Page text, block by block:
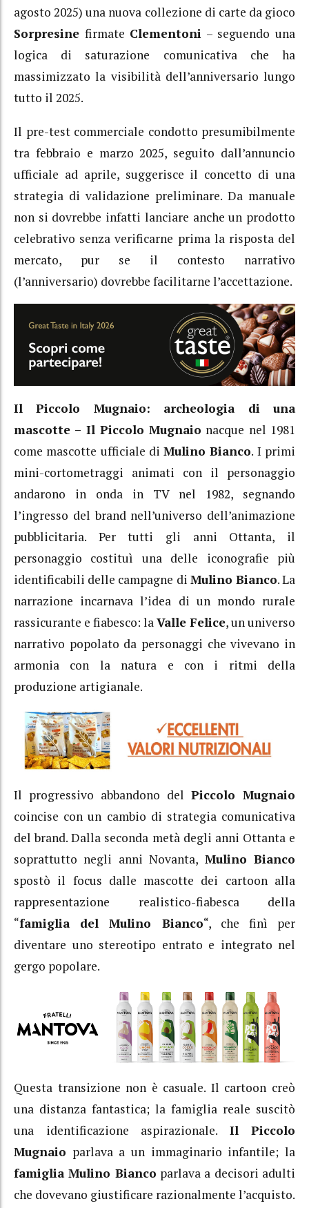
agosto 2025) una nuova collezione di carte da gioco
Sorpresine firmate Clementoni – seguendo una
logica di saturazione comunicativa che ha
massimizzato la visibilità dell’anniversario lungo
tutto il 2025.
Il pre-test commerciale condotto presumibilmente
tra febbraio e marzo 2025, seguito dall’annuncio
ufficiale ad aprile, suggerisce il concetto di una
strategia di validazione preliminare. Da manuale
non si dovrebbe infatti lanciare anche un prodotto
celebrativo senza verificarne prima la risposta del
mercato, pur se il contesto narrativo
(l’anniversario) dovrebbe facilitarne l’accettazione.
Il Piccolo Mugnaio: archeologia di una
mascotte – Il Piccolo Mugnaio nacque nel 1981
come mascotte ufficiale diMulino Bianco. I primi
mini-cortometraggi animati con il personaggio
andarono in onda in TV nel 1982, segnando
l’ingresso del brand nell’universo dell’animazione
pubblicitaria. Per tutti gli anni Ottanta, il
personaggio costituì una delle iconografie più
identificabili delle campagne di Mulino Bianco.La
narrazione incarnava l’idea di un mondo rurale
rassicurante e fiabesco: laValle Felice, un universo
narrativo popolato da personaggi che vivevano in
armonia con la natura e con i ritmi della
produzione artigianale.
Il progressivo abbandono del Piccolo Mugnaio
coincise con un cambio di strategia comunicativa
del brand. Dalla seconda metà degli anni Ottanta e
soprattutto negli anni Novanta, Mulino Bianco
spostò il focus dalle mascotte dei cartoon alla
rappresentazione realistico-fiabesca della
“famiglia del Mulino Bianco“, che finì per
diventare uno stereotipo entrato e integrato nel
gergo popolare.
Questa transizione non è casuale. Il cartoon creò
una distanza fantastica; la famiglia reale suscitò
una identificazione aspirazionale. Il Piccolo
Mugnaio parlava a un immaginario infantile; la
famiglia Mulino Bianco parlava a decisori adulti
che dovevano giustificare razionalmente l’acquisto.